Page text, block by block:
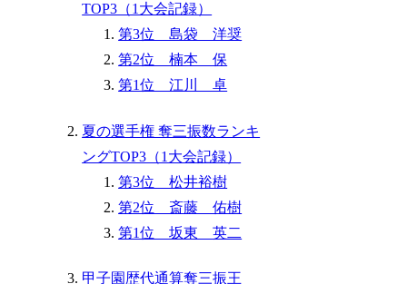
TOP3（1大会記録）
第3位 島袋 洋奨
第2位 楠本 保
第1位 江川 卓
夏の選手権 奪三振数ランキ
ングTOP3（1大会記録）
第3位 松井裕樹
第2位 斎藤 佑樹
第1位 坂東 英二
甲子園歴代通算奪三振王